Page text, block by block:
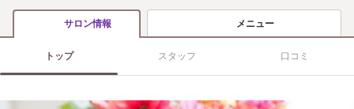
サロン情報 メニュー
トップ スタッフ 口コミ